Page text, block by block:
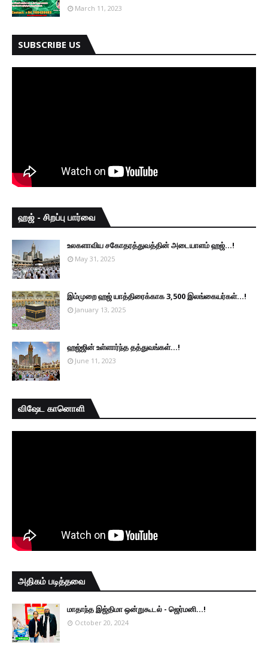
March 11, 2023
SUBSCRIBE US
ஹஜ் - சிறப்பு பார்வை
உலகளாவிய சகோதரத்துவத்தின் அடையாளம் ஹஜ்...!
May 31, 2025
இம்முறை ஹஜ் யாத்திரைக்காக 3,500 இலங்கையர்கள்...!
January 13, 2025
ஹஜ்ஜின் உள்ளார்ந்த தத்துவங்கள்...!
June 11, 2023
விஷேட கானொளி
அதிகம் படித்தவை
மாதாந்த இஜ்திமா ஒன்றுகூடல் - ஜெர்மனி…!
October 20, 2024